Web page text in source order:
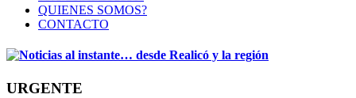
QUIENES SOMOS?
CONTACTO
URGENTE